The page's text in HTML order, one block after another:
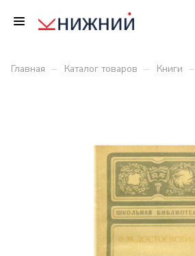
Главная – Каталог товаров – Книги –